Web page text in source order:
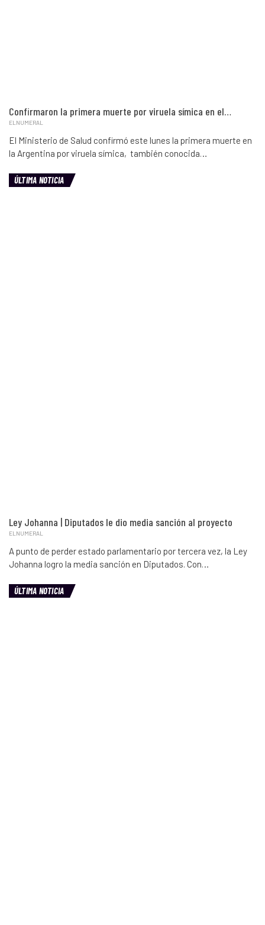
Confirmaron la primera muerte por viruela símica en el…
ELNUMERAL
El Ministerio de Salud confirmó este lunes la primera muerte en
la Argentina por viruela símica, también conocida…
ÚLTIMA NOTICIA
Ley Johanna | Diputados le dio media sanción al proyecto
ELNUMERAL
A punto de perder estado parlamentario por tercera vez, la Ley
Johanna logro la media sanción en Diputados. Con…
ÚLTIMA NOTICIA